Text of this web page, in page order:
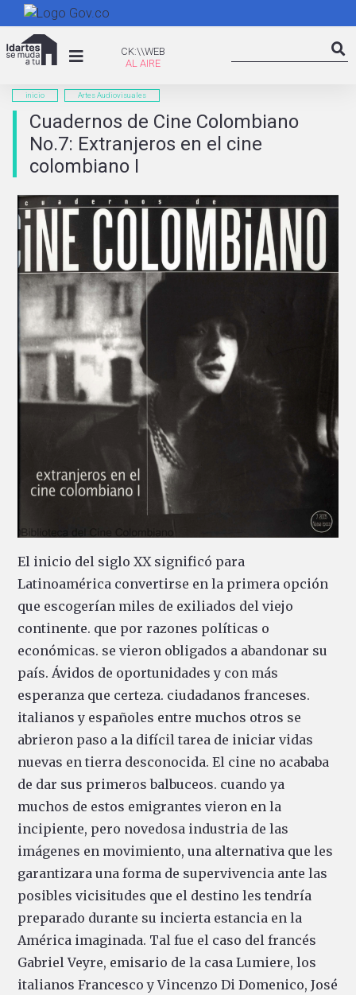
al
CK:\WEB
CK:\\WEB
inicio Artes Audiovisuales
Cuadernos de Cine Colombiano
No.7: Extranjeros en el cine
colombiano I
El inicio del siglo XX significó para
Latinoamérica convertirse en la primera opción
que escogerían miles de exiliados del viejo
continente. que por razones políticas o
económicas. se vieron obligados a abandonar su
país. Ávidos de oportunidades y con más
esperanza que certeza. ciudadanos franceses.
italianos y españoles entre muchos otros se
abrieron paso a la difícil tarea de iniciar vidas
nuevas en tierra desconocida. El cine no acababa
de dar sus primeros balbuceos. cuando ya
muchos de estos emigrantes vieron en la
incipiente, pero novedosa industria de las
imágenes en movimiento, una alternativa que les
garantizara una forma de supervivencia ante las
posibles vicisitudes que el destino les tendría
preparado durante su incierta estancia en la
América imaginada. Tal fue el caso del francés
Gabriel Veyre, emisario de la casa Lumiere, los
italianos Francesco y Vincenzo Di Domenico, José